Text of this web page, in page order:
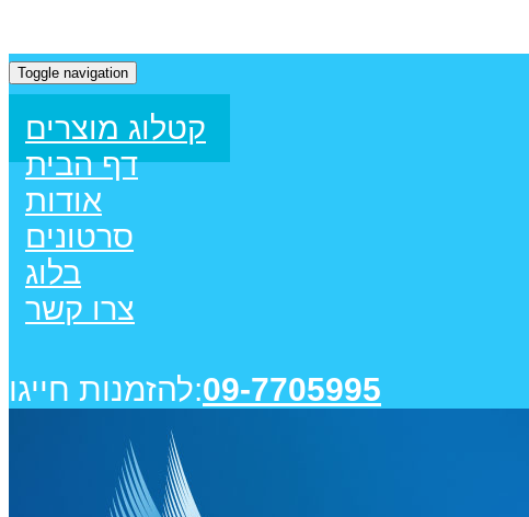
Toggle navigation
קטלוג מוצרים
דף הבית
אודות
סרטונים
בלוג
צרו קשר
להזמנות חייגו:09-7705995